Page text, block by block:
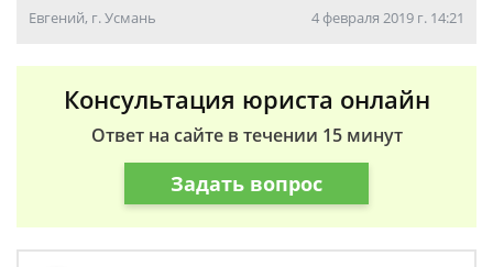
Евгений, г. Усмань 4 февраля 2019 г. 14:21
Консультация юриста онлайн
Ответ на сайте в течении 15 минут
Задать вопрос